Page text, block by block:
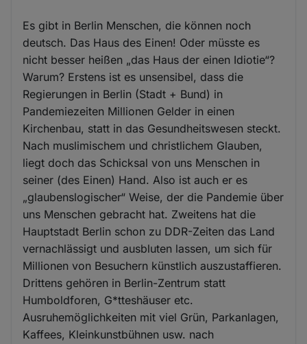
Es gibt in Berlin Menschen, die können noch
deutsch. Das Haus des Einen! Oder müsste es
nicht besser heißen „das Haus der einen Idiotie“?
Warum? Erstens ist es unsensibel, dass die
Regierungen in Berlin (Stadt + Bund) in
Pandemiezeiten Millionen Gelder in einen
Kirchenbau, statt in das Gesundheitswesen steckt.
Nach muslimischem und christlichem Glauben,
liegt doch das Schicksal von uns Menschen in
seiner (des Einen) Hand. Also ist auch er es
„glaubenslogischer“ Weise, der die Pandemie über
uns Menschen gebracht hat. Zweitens hat die
Hauptstadt Berlin schon zu DDR-Zeiten das Land
vernachlässigt und ausbluten lassen, um sich für
Millionen von Besuchern künstlich auszustaffieren.
Drittens gehören in Berlin-Zentrum statt
Humboldforen, G*tteshäuser etc.
Ausruhemöglichkeiten mit viel Grün, Parkanlagen,
Kaffees, Kleinkunstbühnen usw. nach